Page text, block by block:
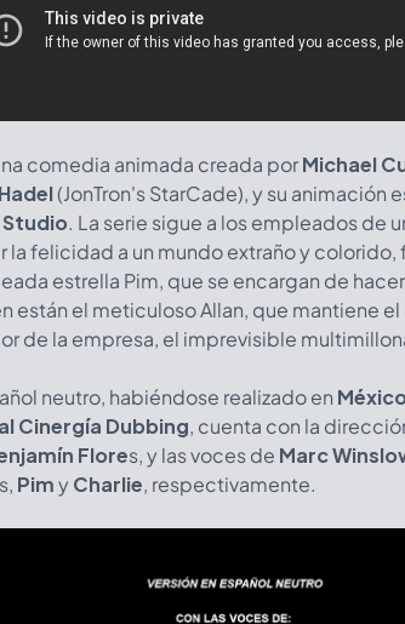
comedia animada creada porMichael
(JonTron's StarCade), y su animación
. La serie sigue a los empleados de
la felicidad a un mundo extraño y
estrella Pim, que se encargan de
están el meticuloso Allan, que mantiene
de la empresa, el imprevisible
neutro, habiéndose realizado en México
Cinergía Dubbing, cuenta con la
Flores, y las voces de Marc
PimyCharlie, respectivamente.